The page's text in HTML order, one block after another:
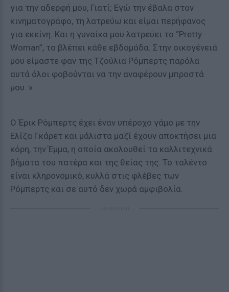
για την αδερφή μου, Γιατί; Εγώ την έβαλα στον
κινηματογράφο, τη λατρεύω και είμαι περήφανος
για εκείνη. Και η γυναίκα μου λατρεύει το “Pretty
Woman”, το βλέπει κάθε εβδομάδα. Στην οικογένειά
μου είμαστε φαν της Τζούλια Ρόμπερτς παρόλα
αυτά όλοι φοβούνται να την αναφέρουν μπροστά
μου. »
Ο Έρικ Ρόμπερτς έχει έναν υπέροχο γάμο με την
Ελίζα Γκάρετ και μάλιστα μαζί έχουν αποκτήσει μια
κόρη, την Έμμα, η οποία ακολουθεί τα καλλιτεχνικά
βήματα του πατέρα και της θείας της. Το ταλέντο
είναι κληρονομικό, κυλλά στις φλέβες των
Ρόμπερτς και σε αυτό δεν χωρά αμφιβολία.